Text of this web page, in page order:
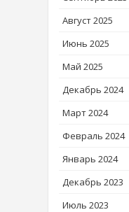
Август 2025
Июнь 2025
Май 2025
Декабрь 2024
Март 2024
Февраль 2024
Январь 2024
Декабрь 2023
Июль 2023